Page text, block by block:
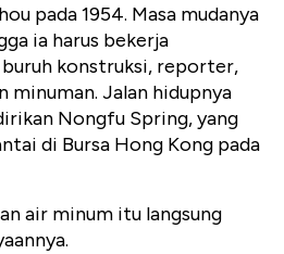
pada 1954. Masa mudanya
ia harus bekerja
konstruksi, reporter,
minuman. Jalan hidupnya
Nongfu Spring, yang
di Bursa Hong Kong pada
air minum itu langsung